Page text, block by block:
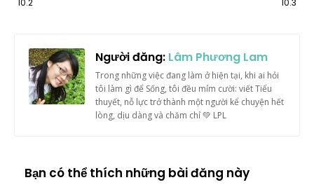
Người đăng: Lâm Phương Lam
Trong những việc đang làm ở hiện tại, khi ai hỏi
tôi làm gì để Sống, tôi đều mỉm cười: viết Tiểu
thuyết, nỗ lực trở thành một người kể chuyện hết
lòng, dịu dàng và chăm chỉ 💚 LPL
Bạn có thể thích những bài đăng này